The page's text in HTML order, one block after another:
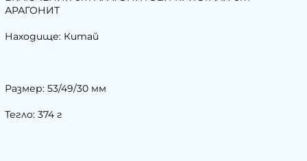
АРАГОНИТ
Находище: Китай
Размер: 53/49/30 мм
Тегло: 374 г